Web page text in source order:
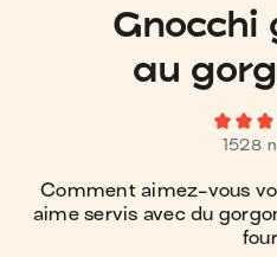
Gnocchi
au
1528
Comment aimez-vous
aime servis avec du